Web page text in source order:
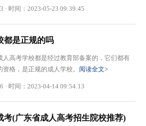
· 时间：2023-05-23 09:39:45
都是正规的吗
人高考学校都是经过教育部备案的，它们都有
格，是正规的成人学校。 阅读全文>
· 时间：2023-04-14 09:54:13
考(广东省成人高考招生院校推荐)